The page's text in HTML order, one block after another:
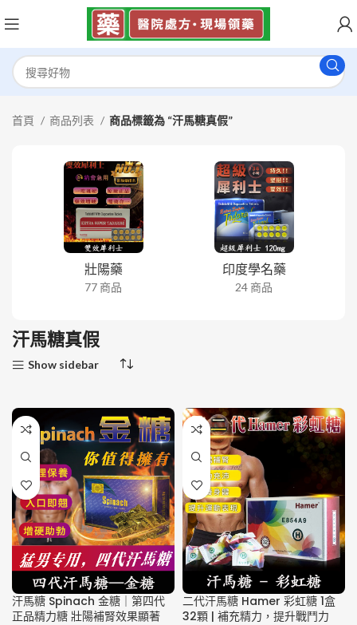
首頁 商品列表 商品標籤為 “汗馬糖真假”
壯陽藥
77 商品
印度學名藥
24 商品
汗馬糖真假
Show sidebar
汗馬糖 Spinach 金糖｜第四代
正品精力糖 壯陽補腎效果顯著
二代汗馬糖 Hamer 彩虹糖 1盒
32顆 | 補充精力，提升戰鬥力